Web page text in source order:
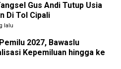
Gus Andi Tutup Usia
Di Tol Cipali
lalu
2027, Bawaslu
Kepemiluan hingga ke